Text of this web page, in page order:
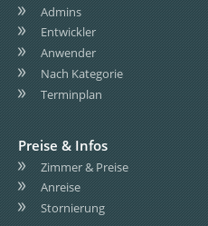
Admins
Entwickler
Anwender
Nach Kategorie
Terminplan
Preise & Infos
Zimmer & Preise
Anreise
Stornierung